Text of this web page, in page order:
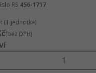
RS 456-1717
(1 jednotka)
(bez DPH)